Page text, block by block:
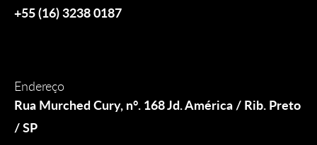
+55 (16) 3238 0187
Endereço
Rua Murched Cury, n°. 168 Jd. América / Rib. Preto
/ SP